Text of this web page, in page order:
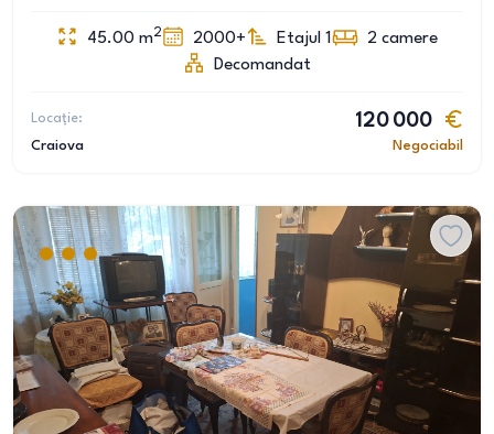
45.00 m2 2000+ Etajul 1 2 camere
Decomandat
Locație:
Craiova
120 000
Negociabil